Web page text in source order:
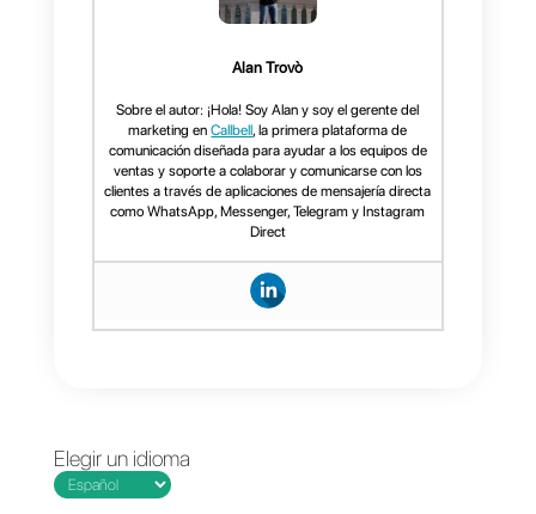
contactar a la persona
entrevistada en esta
publicación, puedes hacerlo a
través de la siguiente
información.
Luis Gutiérrez Rojas